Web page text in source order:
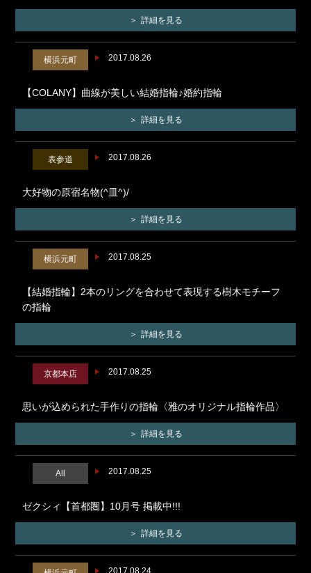
詳細を見る
2017.08.26
横浜元町
【COLANY】曲線が美しい結婚指輪♪婚約指輪
詳細を見る
2017.08.26
表参道
大好物の原宿名物(^皿^)/
詳細を見る
2017.08.25
横浜元町
【結婚指輪】2本のリングを合わせて表現する樹木モチーフ
の指輪
詳細を見る
2017.08.25
京都本店
思いが込められた手作りの指輪〈雅のオリジナル指輪作品〉
詳細を見る
2017.08.25
All
ゼクシィ【首都圏】10月号 掲載中!!!
詳細を見る
2017.08.24